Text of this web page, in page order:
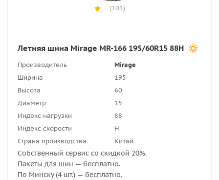
(101)
Летняя шина Mirage MR-166 195/60R15 88H
Производитель
Mirage
Ширина
195
Высота
60
Диаметр
15
Индекс нагрузки
88
Индекс скорости
H
Страна производства
Китай
Собственный сервис со скидкой 20%.
Пакеты для шин — бесплатно.
По Минску (4 шт.) — бесплатно.